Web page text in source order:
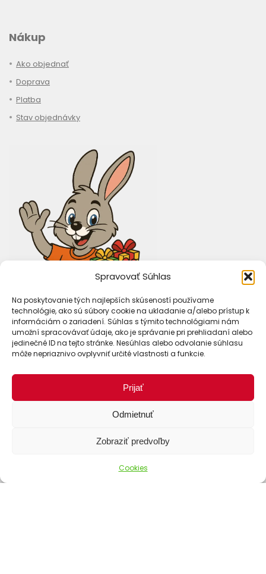
Spravovať Súhlas
Na poskytovanie tých najlepších skúseností používame
technológie, ako sú súbory cookie na ukladanie a/alebo prístup k
informáciám o zariadení. Súhlas s týmito technológiami nám
umožní spracovávať údaje, ako je správanie pri prehliadaní alebo
jedinečné ID na tejto stránke. Nesúhlas alebo odvolanie súhlasu
môže nepriaznivo ovplyvniť určité vlastnosti a funkcie.
Prijať
Odmietnuť
Zobraziť predvoľby
Cookies
Nákup
Ako objednať
Doprava
Platba
Stav objednávky